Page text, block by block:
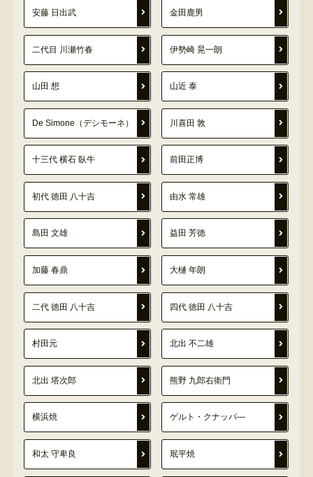
安藤 日出武 金田鹿男
二代目 川瀬竹春 伊勢崎 晃一朗
山田 想 山近 泰
De Simone（デシモーネ） 川喜田 敦
十三代 横石 臥牛 前田正博
初代 徳田 八十吉 由水 常雄
島田 文雄 益田 芳徳
加藤 春鼎 大樋 年朗
二代 徳田 八十吉 四代 徳田 八十吉
村田元 北出 不二雄
北出 塔次郎 熊野 九郎右衛門
横浜焼 ゲルト・クナッパ―
和太 守卑良 珉平焼